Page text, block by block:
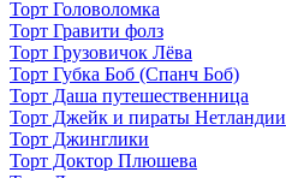
Торт Головоломка
Торт Гравити фолз
Торт Грузовичок Лёва
Торт Губка Боб (Спанч Боб)
Торт Даша путешественница
Торт Джейк и пираты Нетландии
Торт Джинглики
Торт Доктор Плюшева